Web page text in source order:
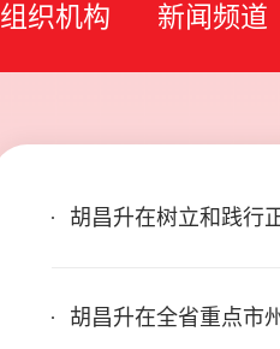
组织机构 新闻频道
胡昌升在树立和践行
胡昌升在全省重点市